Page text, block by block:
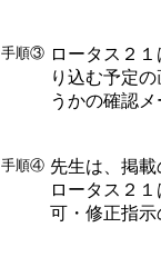
手順③ ロータス２
り込む予定
うかの確認
手順④ 先生は、掲
ロータス２
可・修正指